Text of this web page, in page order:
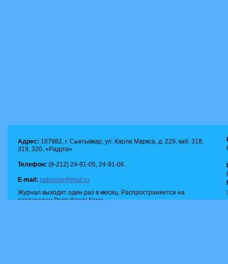
Адрес: 167982, г. Сыктывкар, ул. Карла Маркса, д. 229, каб. 318,
319, 320, «Радуга»
Телефон: (8-212) 24-91-05, 24-91-06.
E-mail: radugnie@mail.ru
Журнал выходит один раз в месяц. Распространяется на
территории Республики Коми.